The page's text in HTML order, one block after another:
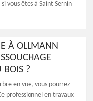
vous êtes à Saint Sernin
À OLLMANN
BOIS ?
en vue, vous pourrez
professionnel en travaux